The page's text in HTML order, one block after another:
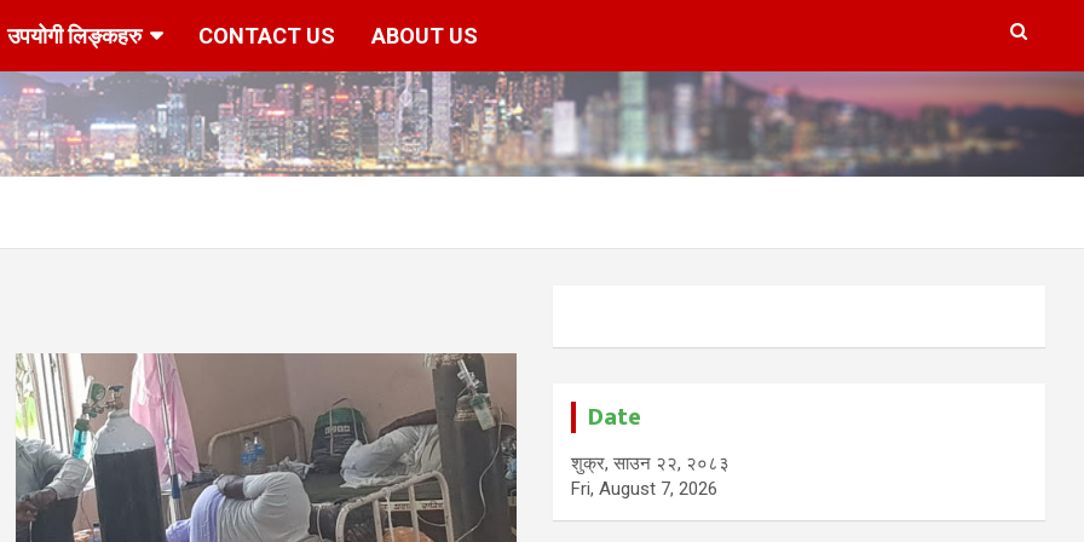
उपयोगी लिङ्कहरु CONTACT US ABOUT US
Date
शुक्र, साउन २२, २०८३
Fri, August 7, 2026